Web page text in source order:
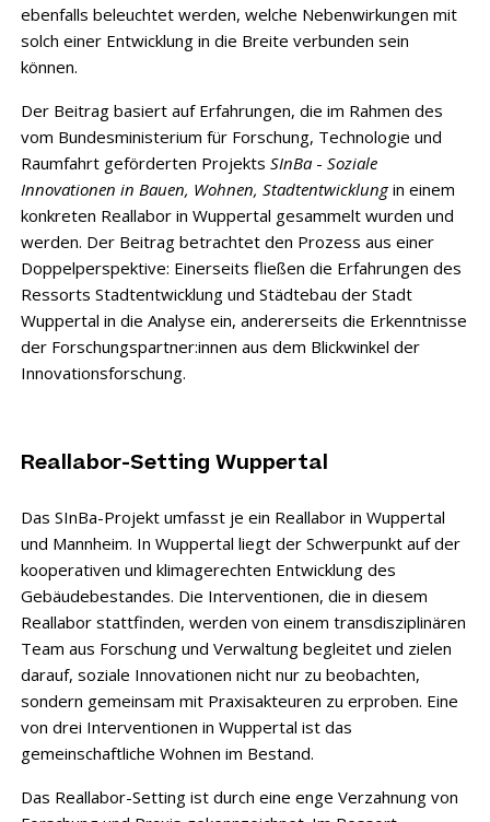
ebenfalls beleuchtet werden, welche Nebenwirkungen mit
solch einer Entwicklung in die Breite verbunden sein
können.
Der Beitrag basiert auf Erfahrungen, die im Rahmen des
vom Bundesministerium für Forschung, Technologie und
Raumfahrt geförderten Projekts SInBa - Soziale
Innovationen in Bauen, Wohnen, Stadtentwicklungin einem
konkreten Reallabor in Wuppertal gesammelt wurden und
werden. Der Beitrag betrachtet den Prozess aus einer
Doppelperspektive: Einerseits fließen die Erfahrungen des
Ressorts Stadtentwicklung und Städtebau der Stadt
Wuppertal in die Analyse ein, andererseits die Erkenntnisse
der Forschungspartner:innen aus dem Blickwinkel der
Innovationsforschung.
Reallabor-Setting Wuppertal
Das SInBa-Projekt umfasst je ein Reallabor in Wuppertal
und Mannheim. In Wuppertal liegt der Schwerpunkt auf der
kooperativen und klimagerechten Entwicklung des
Gebäudebestandes. Die Interventionen, die in diesem
Reallabor stattfinden, werden von einem transdisziplinären
Team aus Forschung und Verwaltung begleitet und zielen
darauf, soziale Innovationen nicht nur zu beobachten,
sondern gemeinsam mit Praxisakteuren zu erproben. Eine
von drei Interventionen in Wuppertal ist das
gemeinschaftliche Wohnen im Bestand.
Das Reallabor-Setting ist durch eine enge Verzahnung von